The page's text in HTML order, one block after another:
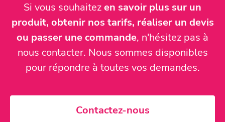
Si vous souhaitezen savoir plus sur un
produit, obtenir nos tarifs, réaliser un devis
ou passer une commande, n'hésitez pas à
nous contacter. Nous sommes disponibles
pour répondre à toutes vos demandes.
Contactez-nous